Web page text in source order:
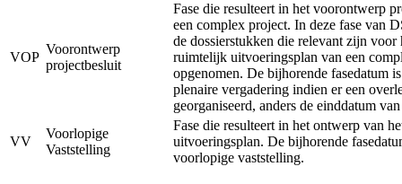
VOP
Voorontwerp
projectbesluit
Fase die resulteert in het voorontwerp
een complex project. In deze fase van
de dossierstukken die relevant zijn
ruimtelijk uitvoeringsplan van een
opgenomen. De bijhorende fasedatum
plenaire vergadering indien er een
georganiseerd, anders de einddatum
VV
Voorlopige
Vaststelling
Fase die resulteert in het ontwerp van
uitvoeringsplan. De bijhorende
voorlopige vaststelling.